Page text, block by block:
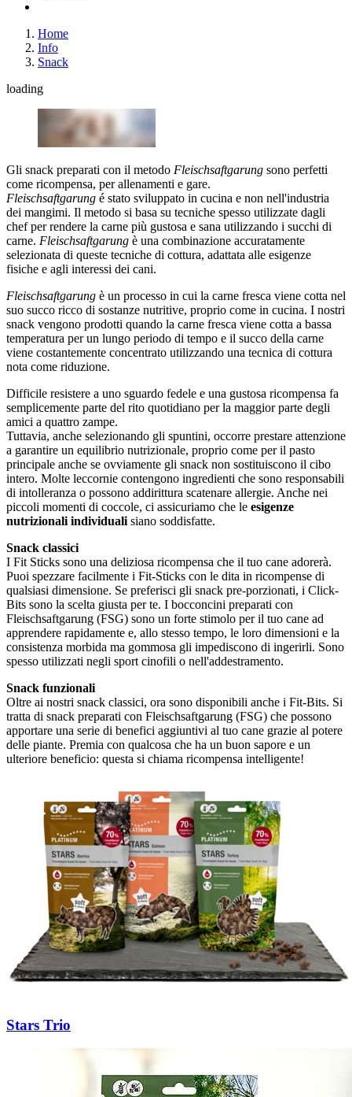
Home
Info
Snack
loading
Gli snack preparati con il metodo Fleischsaftgarung sono perfetti
come ricompensa, per allenamenti e gare.
Fleischsaftgarung é stato sviluppato in cucina e non nell'industria
dei mangimi. Il metodo si basa su tecniche spesso utilizzate dagli
chef per rendere la carne più gustosa e sana utilizzando i succhi di
carne. Fleischsaftgarung è una combinazione accuratamente
selezionata di queste tecniche di cottura, adattata alle esigenze
fisiche e agli interessi dei cani.
Fleischsaftgarung è un processo in cui la carne fresca viene cotta nel
suo succo ricco di sostanze nutritive, proprio come in cucina. I nostri
snack vengono prodotti quando la carne fresca viene cotta a bassa
temperatura per un lungo periodo di tempo e il succo della carne
viene costantemente concentrato utilizzando una tecnica di cottura
nota come riduzione.
Difficile resistere a uno sguardo fedele e una gustosa ricompensa fa
semplicemente parte del rito quotidiano per la maggior parte degli
amici a quattro zampe.
Tuttavia, anche selezionando gli spuntini, occorre prestare attenzione
a garantire un equilibrio nutrizionale, proprio come per il pasto
principale anche se ovviamente gli snack non sostituiscono il cibo
intero. Molte leccornie contengono ingredienti che sono responsabili
di intolleranza o possono addirittura scatenare allergie. Anche nei
piccoli momenti di coccole, ci assicuriamo che le esigenze
nutrizionali individuali siano soddisfatte.
Snack classici
I Fit Sticks sono una deliziosa ricompensa che il tuo cane adorerà.
Puoi spezzare facilmente i Fit-Sticks con le dita in ricompense di
qualsiasi dimensione. Se preferisci gli snack pre-porzionati, i Click-
Bits sono la scelta giusta per te. I bocconcini preparati con
Fleischsaftgarung (FSG) sono un forte stimolo per il tuo cane ad
apprendere rapidamente e, allo stesso tempo, le loro dimensioni e la
consistenza morbida ma gommosa gli impediscono di ingerirli. Sono
spesso utilizzati negli sport cinofili o nell'addestramento.
Snack funzionali
Oltre ai nostri snack classici, ora sono disponibili anche i Fit-Bits. Si
tratta di snack preparati con Fleischsaftgarung (FSG) che possono
apportare una serie di benefici aggiuntivi al tuo cane grazie al potere
delle piante. Premia con qualcosa che ha un buon sapore e un
ulteriore beneficio: questa si chiama ricompensa intelligente!
Stars Trio